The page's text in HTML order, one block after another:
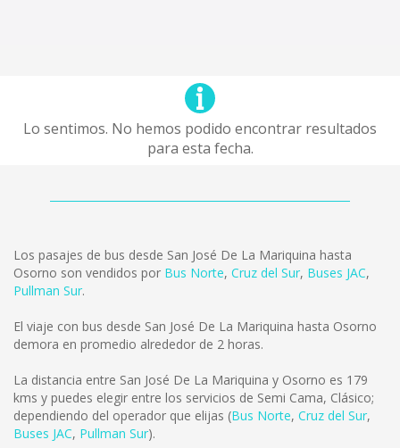
Lo sentimos. No hemos podido encontrar resultados
para esta fecha.
Los pasajes de bus desde San José De La Mariquina hasta
Osorno son vendidos por Bus Norte, Cruz del Sur, Buses JAC,
Pullman Sur.
El viaje con bus desde San José De La Mariquina hasta Osorno
demora en promedio alrededor de 2 horas.
La distancia entre San José De La Mariquina y Osorno es 179
kms y puedes elegir entre los servicios de Semi Cama, Clásico;
dependiendo del operador que elijas (Bus Norte, Cruz del Sur,
Buses JAC, Pullman Sur).